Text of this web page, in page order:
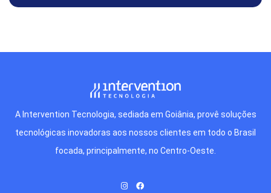
A Intervention Tecnologia, sediada em Goiânia, provê soluções
tecnológicas inovadoras aos nossos clientes em todo o Brasil
focada, principalmente, no Centro-Oeste.